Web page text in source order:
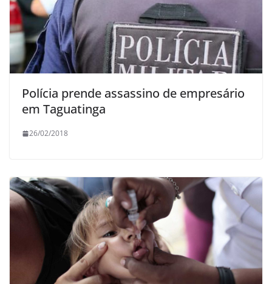
Polícia prende assassino de empresário
em Taguatinga
26/02/2018